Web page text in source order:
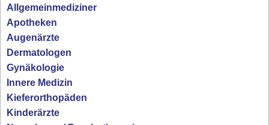
Allgemeinmediziner
Apotheken
Augenärzte
Dermatologen
Gynäkologie
Innere Medizin
Kieferorthopäden
Kinderärzte